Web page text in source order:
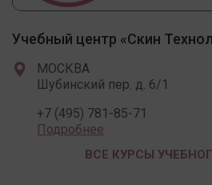
Учебный центр «Скин
МОСКВА
Шубинский пер. д. 6/1
+7 (495) 781-85-71
Подробнее
ВСЕ КУРСЫ